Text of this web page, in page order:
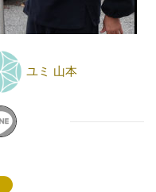
ユミ 山本